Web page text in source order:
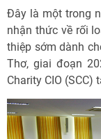
Đây là một trong
nhận thức về rối
thiệp sớm dành
Thơ, giai đoạn
Charity CIO (SCC)